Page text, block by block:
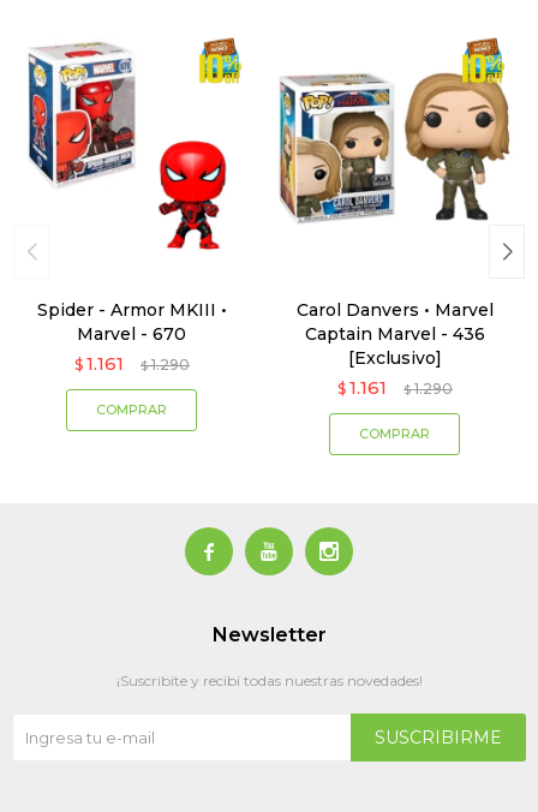
Spider - Armor MKIII •
Marvel - 670
$ 1.161 $ 1.290
Carol Danvers • Marvel
Captain Marvel - 436
[Exclusivo]
$ 1.161 $ 1.290
  
Newsletter
¡Suscribite y recibí todas nuestras novedades!
SUSCRIBIRME